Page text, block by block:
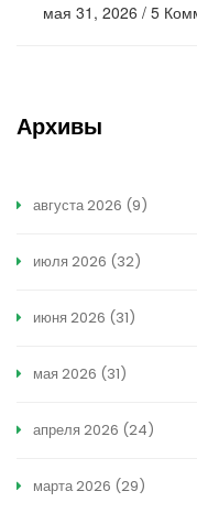
мая 31, 2026 / 5
Архивы
августа 2026 (9)
июля 2026 (32)
июня 2026 (31)
мая 2026 (31)
апреля 2026 (24)
марта 2026 (29)